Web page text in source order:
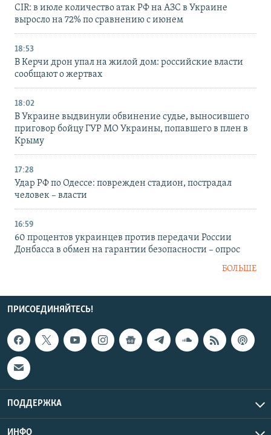
CIR: в июле количество атак РФ на АЗС в Украине
выросло на 72% по сравнению с июнем
18:53
В Керчи дрон упал на жилой дом: российские власти
сообщают о жертвах
18:02
В Украине выдвинули обвинение судье, выносившего
приговор бойцу ГУР МО Украины, попавшего в плен в
Крыму
17:28
Удар РФ по Одессе: поврежден стадион, пострадал
человек – власти
16:59
60 процентов украинцев против передачи России
Донбасса в обмен на гарантии безопасности – опрос
БОЛЬШЕ
ПРИСОЕДИНЯЙТЕСЬ!
ПОДДЕРЖКА
ИНФО